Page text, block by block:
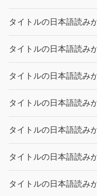
タイトルの日本語読み
タイトルの日本語読み
タイトルの日本語読み
タイトルの日本語読み
タイトルの日本語読み
タイトルの日本語読み
タイトルの日本語読み